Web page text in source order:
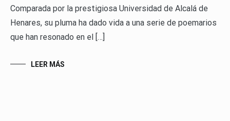
Comparada por la prestigiosa Universidad de Alcalá de
Henares, su pluma ha dado vida a una serie de poemarios
que han resonado en el […]
LEER MÁS